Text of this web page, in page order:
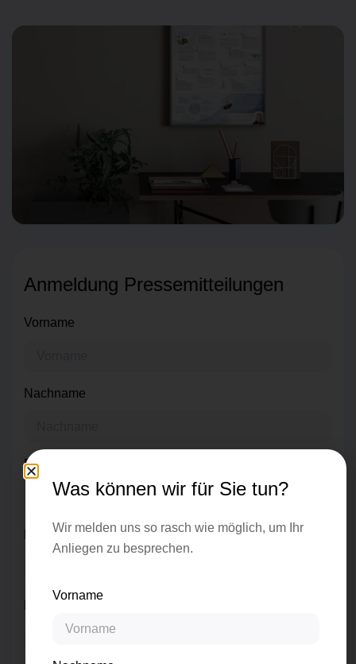
Anmeldung Pressemitteilungen
Vorname
Nachname
Firma
Position
Was können wir für Sie tun?
Wir melden uns so rasch wie möglich, um Ihr
Anliegen zu besprechen.
Vorname